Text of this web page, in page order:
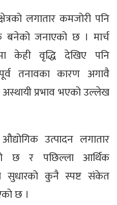
लगातार कमजोरी पनि
बनेको जनाएको छ । मार्च
केही वृद्धि देखिए पनि
तनावका कारण अगावै
प्रभाव भएको उल्लेख
उत्पादन लगातार
छ र पछिल्ला आर्थिक
सुधारको कुनै स्पष्ट संकेत
छ ।